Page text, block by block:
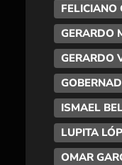
FELICIANO
GERARDO
GERARDO
ISMAEL
LUPITA
OMAR